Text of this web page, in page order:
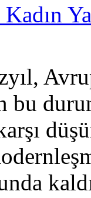
bu